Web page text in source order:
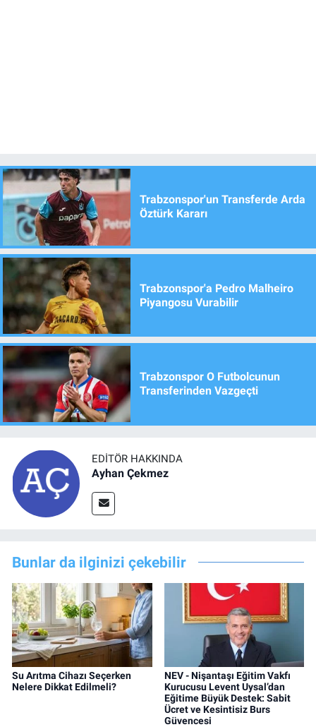
Trabzonspor'un Transferde Arda
Öztürk Kararı
Trabzonspor'a Pedro Malheiro
Piyangosu Vurabilir
Trabzonspor O Futbolcunun
Transferinden Vazgeçti
EDITÖR HAKKINDA
Ayhan Çekmez
Bunlar da ilginizi çekebilir
Su Arıtma Cihazı Seçerken
Nelere Dikkat Edilmeli?
NEV - Nişantaşı Eğitim Vakfı
Kurucusu Levent Uysal’dan
Eğitime Büyük Destek: Sabit
Ücret ve Kesintisiz Burs
Güvencesi